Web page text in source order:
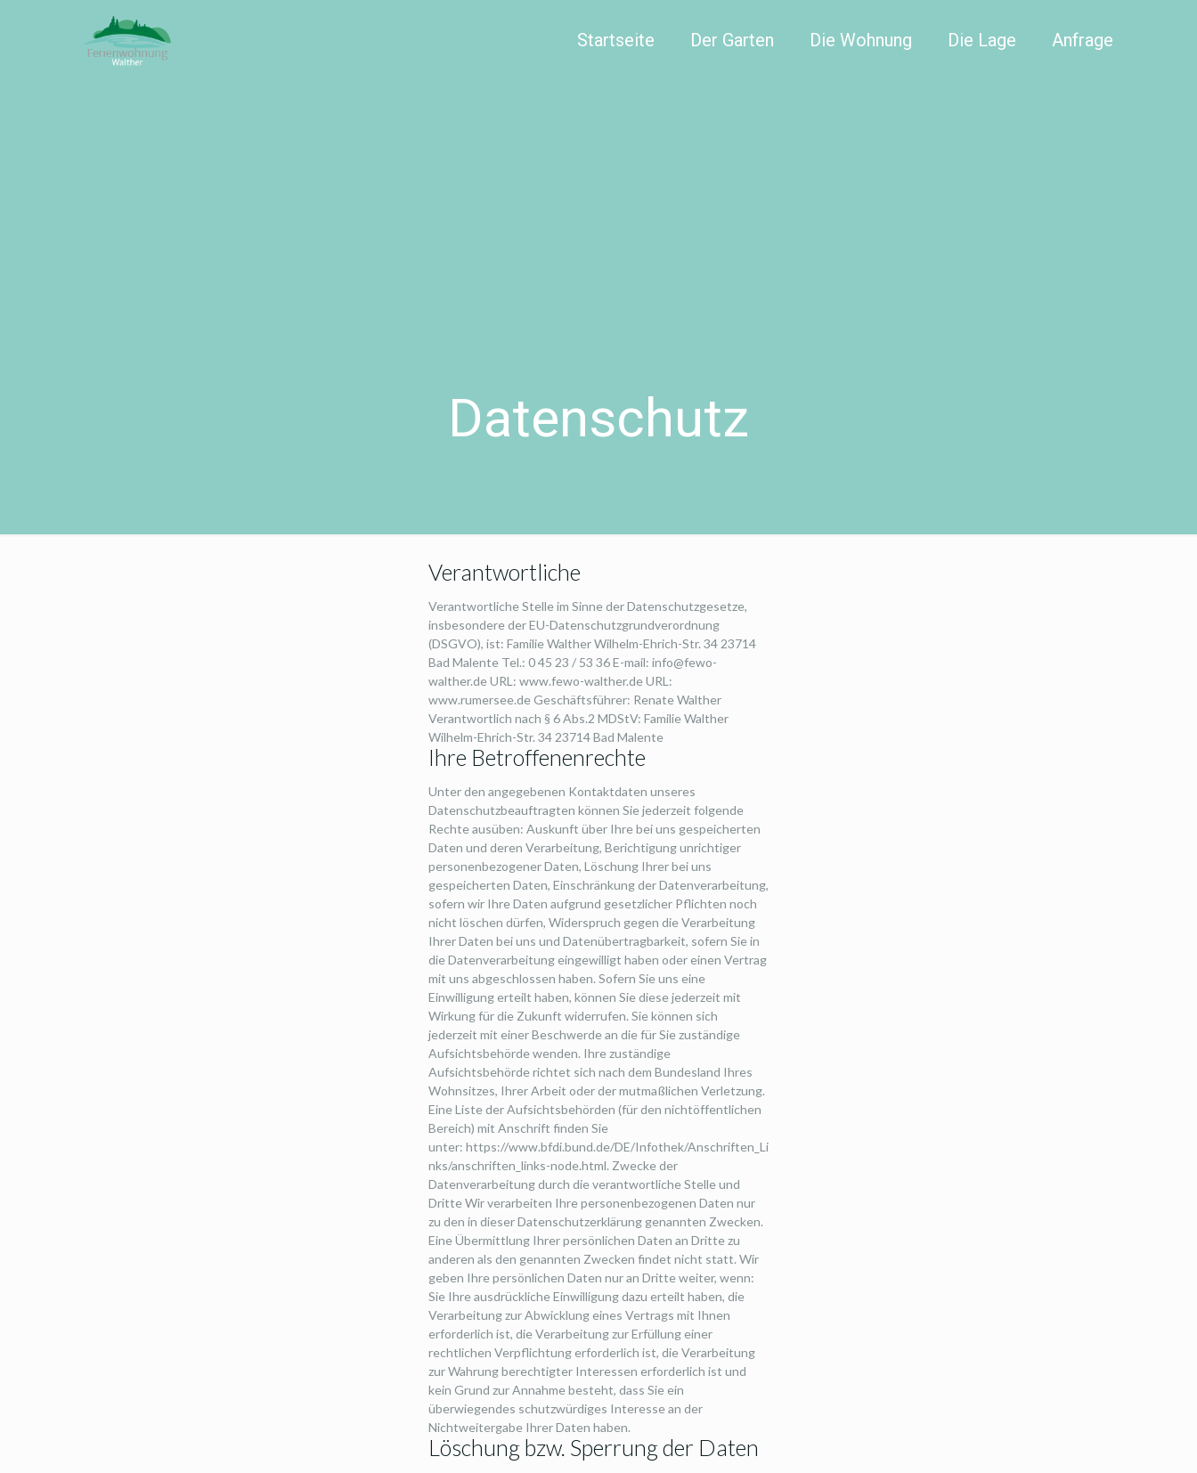
Startseite Der Garten Die Wohnung Die Lage Anfrage
Datenschutz
Verantwortliche
Verantwortliche Stelle im Sinne der Datenschutzgesetze,
insbesondere der EU-Datenschutzgrundverordnung
(DSGVO), ist: Familie Walther Wilhelm-Ehrich-Str. 34 23714
Bad Malente Tel.: 0 45 23 / 53 36 E-mail: info@fewo-
walther.de URL: www.fewo-walther.de URL:
www.rumersee.de Geschäftsführer: Renate Walther
Verantwortlich nach § 6 Abs.2 MDStV: Familie Walther
Wilhelm-Ehrich-Str. 34 23714 Bad Malente
Ihre Betroffenenrechte
Unter den angegebenen Kontaktdaten unseres
Datenschutzbeauftragten können Sie jederzeit folgende
Rechte ausüben: Auskunft über Ihre bei uns gespeicherten
Daten und deren Verarbeitung, Berichtigung unrichtiger
personenbezogener Daten, Löschung Ihrer bei uns
gespeicherten Daten, Einschränkung der Datenverarbeitung,
sofern wir Ihre Daten aufgrund gesetzlicher Pflichten noch
nicht löschen dürfen, Widerspruch gegen die Verarbeitung
Ihrer Daten bei uns und Datenübertragbarkeit, sofern Sie in
die Datenverarbeitung eingewilligt haben oder einen Vertrag
mit uns abgeschlossen haben. Sofern Sie uns eine
Einwilligung erteilt haben, können Sie diese jederzeit mit
Wirkung für die Zukunft widerrufen. Sie können sich
jederzeit mit einer Beschwerde an die für Sie zuständige
Aufsichtsbehörde wenden. Ihre zuständige
Aufsichtsbehörde richtet sich nach dem Bundesland Ihres
Wohnsitzes, Ihrer Arbeit oder der mutmaßlichen Verletzung.
Eine Liste der Aufsichtsbehörden (für den nichtöffentlichen
Bereich) mit Anschrift finden Sie
unter: https://www.bfdi.bund.de/DE/Infothek/Anschriften_Li
nks/anschriften_links-node.html. Zwecke der
Datenverarbeitung durch die verantwortliche Stelle und
Dritte Wir verarbeiten Ihre personenbezogenen Daten nur
zu den in dieser Datenschutzerklärung genannten Zwecken.
Eine Übermittlung Ihrer persönlichen Daten an Dritte zu
anderen als den genannten Zwecken findet nicht statt. Wir
geben Ihre persönlichen Daten nur an Dritte weiter, wenn:
Sie Ihre ausdrückliche Einwilligung dazu erteilt haben, die
Verarbeitung zur Abwicklung eines Vertrags mit Ihnen
erforderlich ist, die Verarbeitung zur Erfüllung einer
rechtlichen Verpflichtung erforderlich ist, die Verarbeitung
zur Wahrung berechtigter Interessen erforderlich ist und
kein Grund zur Annahme besteht, dass Sie ein
überwiegendes schutzwürdiges Interesse an der
Nichtweitergabe Ihrer Daten haben.
Löschung bzw. Sperrung der Daten